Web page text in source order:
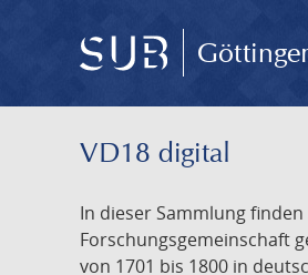
VD18 digital
In dieser Sammlung
Forschungsgemeinschaft
von 1701 bis 1800 in